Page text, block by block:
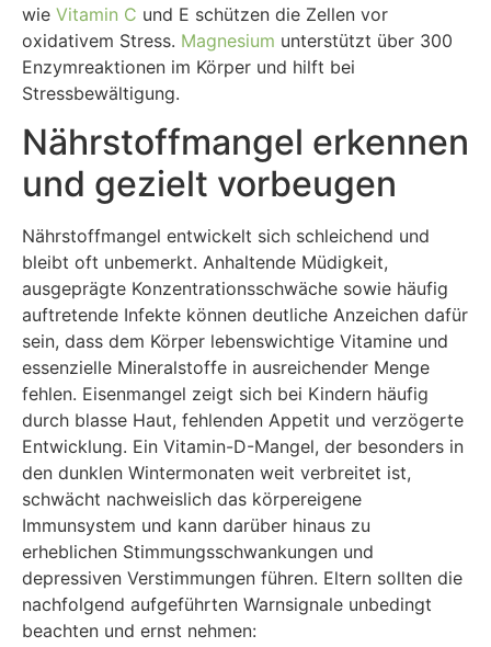
wie Vitamin C und E schützen die Zellen vor
oxidativem Stress. Magnesium unterstützt über 300
Enzymreaktionen im Körper und hilft bei
Stressbewältigung.
Nährstoffmangel erkennen
und gezielt vorbeugen
Nährstoffmangel entwickelt sich schleichend und
bleibt oft unbemerkt. Anhaltende Müdigkeit,
ausgeprägte Konzentrationsschwäche sowie häufig
auftretende Infekte können deutliche Anzeichen dafür
sein, dass dem Körper lebenswichtige Vitamine und
essenzielle Mineralstoffe in ausreichender Menge
fehlen. Eisenmangel zeigt sich bei Kindern häufig
durch blasse Haut, fehlenden Appetit und verzögerte
Entwicklung. Ein Vitamin-D-Mangel, der besonders in
den dunklen Wintermonaten weit verbreitet ist,
schwächt nachweislich das körpereigene
Immunsystem und kann darüber hinaus zu
erheblichen Stimmungsschwankungen und
depressiven Verstimmungen führen. Eltern sollten die
nachfolgend aufgeführten Warnsignale unbedingt
beachten und ernst nehmen: